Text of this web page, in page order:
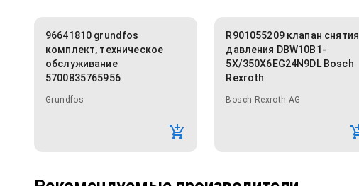
96641810 grundfos
комплект, техническое
обслуживание
5700835765956
Grundfos
R901055209 клапан снятия
давления DBW10B1-
5X/350X6EG24N9DL Bosch
Rexroth
Bosch Rexroth AG